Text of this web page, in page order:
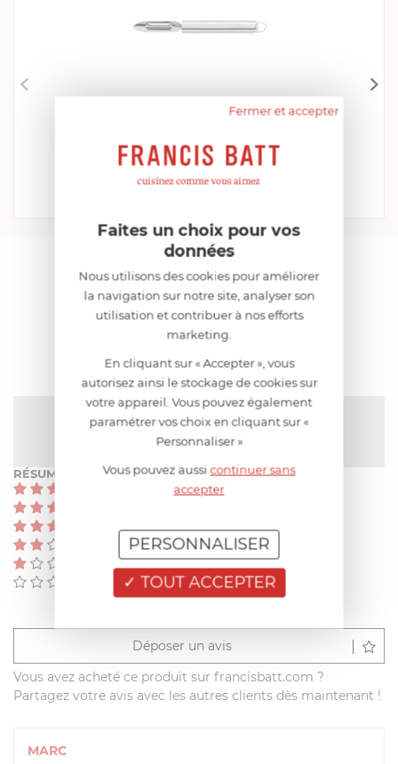
EN STOCK - ENVOI SOUS 24/48H
11,00 €
AIDE AU CHOIX
AVIS CLIENT
NOTE MOYENNE
5 /5(2 avis)
RÉSUMÉ
Déposer un avis
Vous avez acheté ce produit sur francisbatt.com ?
Partagez votre avis avec les autres clients dès maintenant !
MARC
Fermer et accepter
Faites un choix pour vos
données
Nous utilisons des cookies pour améliorer
la navigation sur notre site, analyser son
utilisation et contribuer à nos efforts
marketing.
En cliquant sur « Accepter », vous
autorisez ainsi le stockage de cookies sur
votre appareil. Vous pouvez également
paramétrer vos choix en cliquant sur «
Personnaliser »
Vous pouvez aussicontinuer sans
accepter
TOUT ACCEPTER
PERSONNALISER